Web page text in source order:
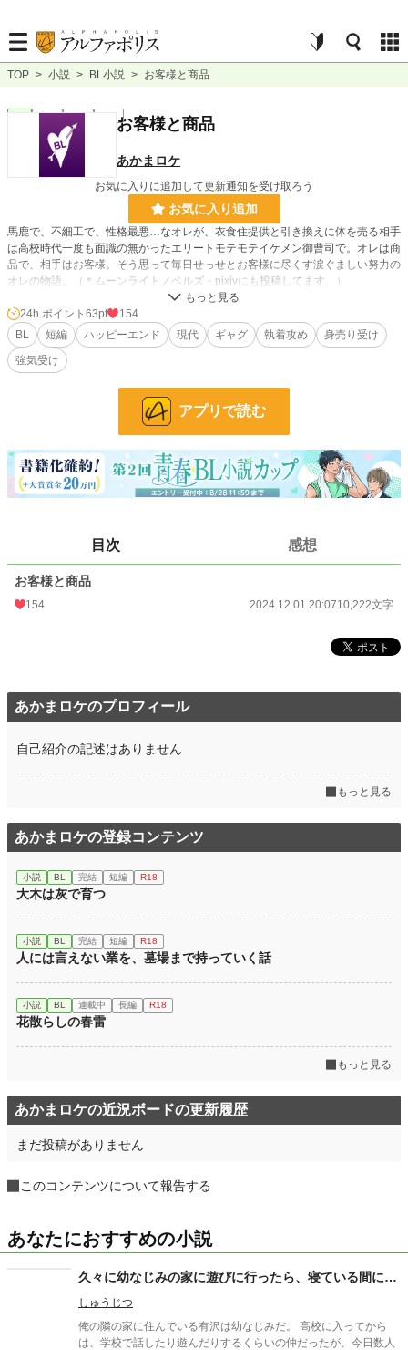
TOP > 小説 > BL小説 > お客様と商品
完結 短編 お客様と商品
あかまロケ
お気に入りに追加して更新通知を受け取ろう
お気に入り追加
馬鹿で、不細工で、性格最悪…なオレが、衣食住提供と引き換えに体を売る相手
は高校時代一度も面識の無かったエリートモテモテイケメン御曹司で。オレは商
品で、相手はお客様。そう思って毎日せっせとお客様に尽くす涙ぐましい努力の
オレの物語。（＊ムーンライトノベルズ・pixivにも投稿してます。）
小説 14,805 位 / 228,923 件
BL
文字数 10,222
更新日時 2024.12.01 20:07
2024.12.01 20:07
週間ポイント 119 pt (31,906 位)
月間ポイント
24h.ポイント 63pt
154
BL
短編 ハッピーエンド 現代 ギャグ 執着攻め
身売り受け
強気受け
アプリで読む
目次 感想
お客様と商品
154 2024.12.01 20:0710,222文字
あかまロケのプロフィール
自己紹介の記述はありません
もっと見る
あかまロケの登録コンテンツ
小説 BL 完結 短編 R18
大木は灰で育つ
小説 BL 完結 短編 R18
人には言えない業を、墓場まで持っていく話
小説 BL 連載中 長編 R18
花散らしの春雷
もっと見る
あかまロケの近況ボードの更新履歴
まだ投稿がありません
このコンテンツについて報告する
あなたにおすすめの小説
久々に幼なじみの家に遊びに行ったら、寝ている間に…
しゅうじつ
俺の隣の家に住んでいる有沢は幼なじみだ。 高校に入ってから
は、学校で話したり遊んだりするくらいの仲だったが、今日数人